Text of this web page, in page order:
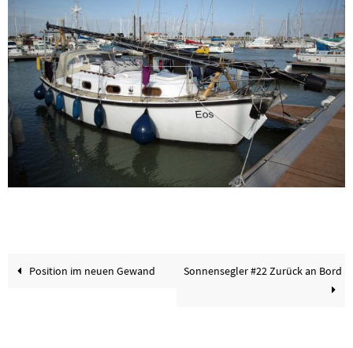
Position im neuen Gewand Sonnensegler #22 Zurück an Bord